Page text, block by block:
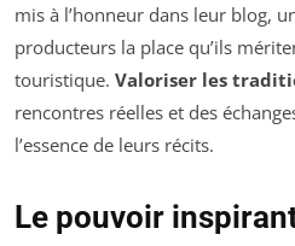
mis à l’honneur dans leur blog,
producteurs la place qu’ils
touristique. Valoriser les
rencontres réelles et des
l’essence de leurs récits.
Le pouvoir